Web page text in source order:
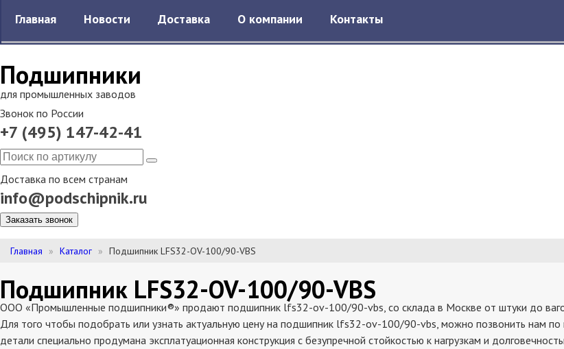
Подшипники
для промышленных заводов
Звонок по России
+7 (495) 147-42-41
Доставка по всем странам
info@podschipnik.ru
Заказать звонок
Главная Новости Доставка О компании Контакты
Главная Каталог Подшипник LFS32-OV-100/90-VBS
Подшипник LFS32-OV-100/90-VBS
ООО «Промышленные подшипники®» продают подшипник lfs32-ov-100/90-vbs, со склада в Москве от штуки до
Для того чтобы подобрать или узнать актуальную цену на подшипник lfs32-ov-100/90-vbs, можно позвонить нам
детали специально продумана эксплатуационная конструкция с безупречной стойкостью к нагрузкам и